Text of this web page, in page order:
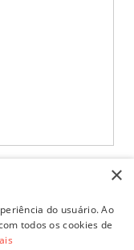
×
do usuário. Ao
todos os cookies de